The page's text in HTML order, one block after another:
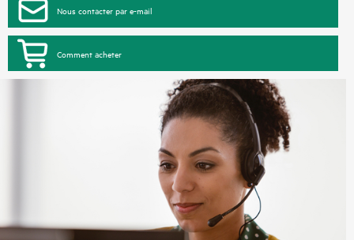
Nous contacter par e-mail
Comment acheter